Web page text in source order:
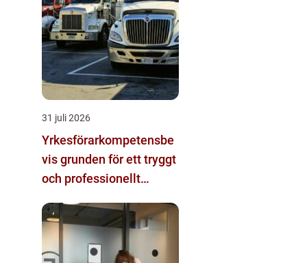
31 juli 2026
Yrkesförarkompetensbe
vis grunden för ett tryggt
och professionellt